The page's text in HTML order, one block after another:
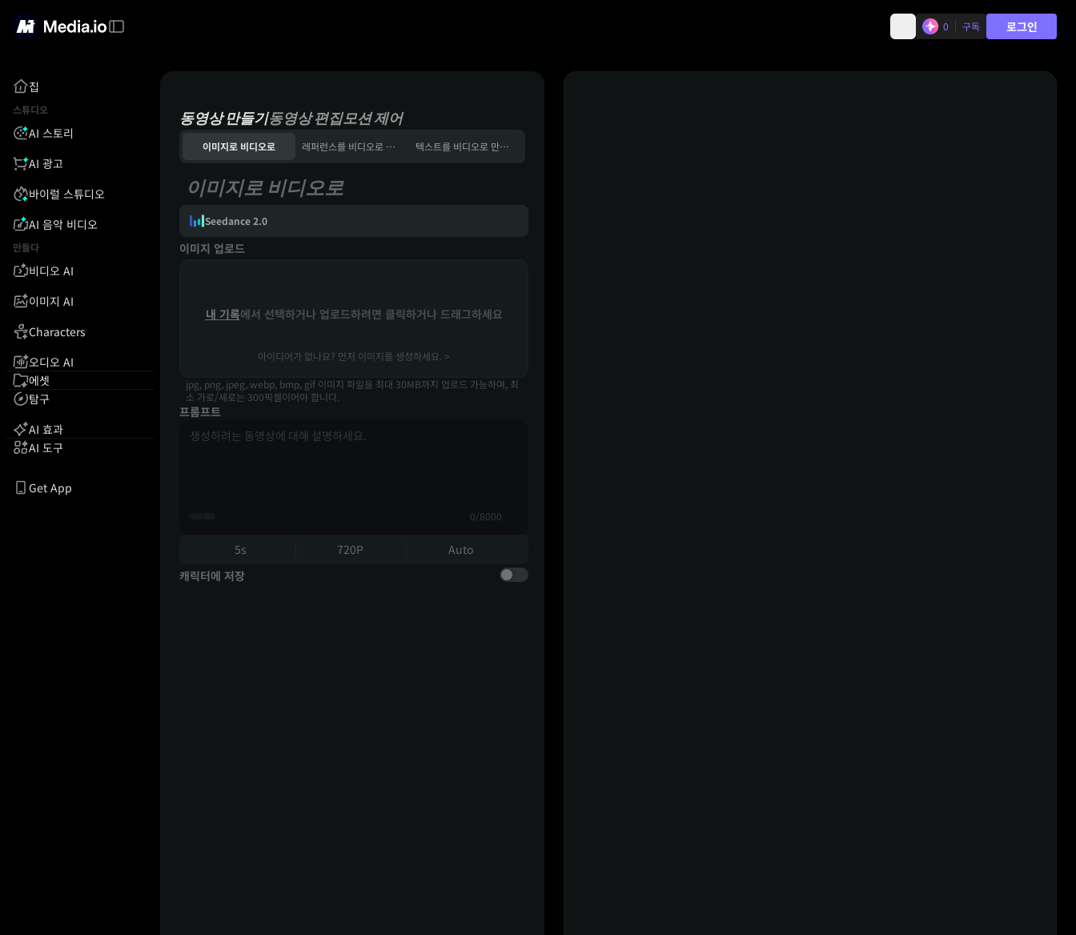
0 구독 로그인
집
스튜디오
AI 스토리
AI 광고
바이럴 스튜디오
AI 음악 비디오
만들다
비디오 AI
이미지 AI
Characters
오디오 AI
에셋
탐구
AI 효과
AI 도구
Get App
동영상 만들기동영상 편집모션 제어
이미지로 비디오로 레퍼런스를 비디오로 변환 텍스트를 비디오로 만들다
이미지로 비디오로
Seedance 2.0
이미지 업로드
내 기록에서 선택하거나 업로드하려면 클릭하거나 드래그하세요
아이디어가 없나요? 먼저 이미지를 생성하세요. >
jpg, png, jpeg, webp, bmp, gif 이미지 파일을 최대 30MB까지 업로드 가능하며, 최
소 가로/세로는 300픽셀이어야 합니다.
프롬프트
0/8000
5s 720P
Auto
캐릭터에 저장